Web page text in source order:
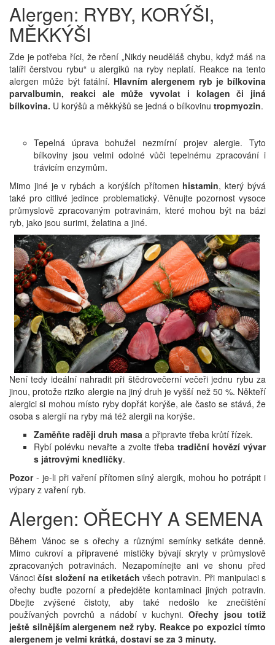
Alergen: RYBY, KORÝŠI,
MĚKKÝŠI
Zde je potřeba říci, že rčení „Nikdy neuděláš chybu, když máš na
talíři čerstvou rybu“ u alergiků na ryby neplatí. Reakce na tento
alergen může být fatální. Hlavním alergenem ryb je bílkovina
parvalbumin, reakci ale může vyvolat i kolagen či jiná
bílkovina. U korýšů a měkkýšů se jedná o bílkovinu tropmyozin.
Tepelná úprava bohužel nezmírní projev alergie. Tyto
bílkoviny jsou velmi odolné vůči tepelnému zpracování i
trávicím enzymům.
Mimo jiné je v rybách a korýších přítomen histamin, který bývá
také pro citlivé jedince problematický. Věnujte pozornost vysoce
průmyslově zpracovaným potravinám, které mohou být na bázi
ryb, jako jsou surimi, želatina a jiné.
Není tedy ideální nahradit při štědrovečerní večeři jednu rybu za
jinou, protože riziko alergie na jiný druh je vyšší než 50 %. Někteří
alergici si mohou místo ryby dopřát korýše, ale často se stává, že
osoba s alergií na ryby má též alergii na korýše.
Zaměňte raději druh masa a připravte třeba krůtí řízek.
Rybí polévku nevařte a zvolte třeba tradiční hovězí vývar
s játrovými knedlíčky.
Pozor- je-li při vaření přítomen silný alergik, mohou ho potrápit i
výpary z vaření ryb.
Alergen: OŘECHY A SEMENA
Během Vánoc se s ořechy a různými semínky setkáte denně.
Mimo cukroví a připravené mističky bývají skryty v průmyslově
zpracovaných potravinách. Nezapomínejte ani ve shonu před
Vánocičíst složení na etiketách všech potravin. Při manipulaci s
ořechy buďte pozorní a předejděte kontaminaci jiných potravin.
Dbejte zvýšené čistoty, aby také nedošlo ke znečištění
používaných povrchů a nádobí v kuchyni.Ořechy jsou totiž
ještě silnějším alergenem než ryby. Reakce po expozici tímto
alergenem je velmi krátká, dostaví se za 3 minuty.